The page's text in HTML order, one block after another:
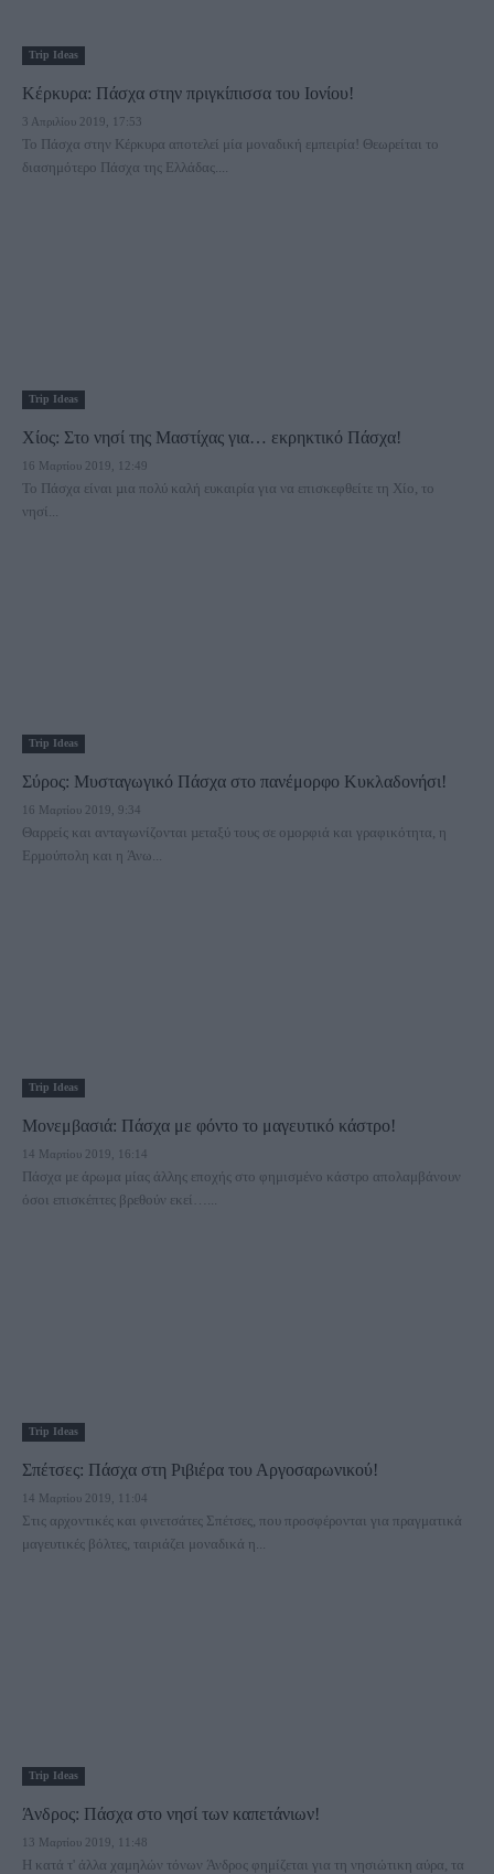
Trip Ideas
Κέρκυρα: Πάσχα στην πριγκίπισσα του Ιονίου!
3 Απριλίου 2019, 17:53
Το Πάσχα στην Κέρκυρα αποτελεί μία μοναδική εμπειρία! Θεωρείται το
διασημότερο Πάσχα της Ελλάδας....
Trip Ideas
Χίος: Στο νησί της Μαστίχας για… εκρηκτικό Πάσχα!
16 Μαρτίου 2019, 12:49
Το Πάσχα είναι µια πολύ καλή ευκαιρία για να επισκεφθείτε τη Χίο, το
νησί...
Trip Ideas
Σύρος: Μυσταγωγικό Πάσχα στο πανέμορφο Κυκλαδονήσι!
16 Μαρτίου 2019, 9:34
Θαρρείς και ανταγωνίζονται µεταξύ τους σε οµορφιά και γραφικότητα, η
Ερµούπολη και η Άνω...
Trip Ideas
Μονεμβασιά: Πάσχα με φόντο το μαγευτικό κάστρο!
14 Μαρτίου 2019, 16:14
Πάσχα με άρωμα μίας άλλης εποχής στο φημισμένο κάστρο απολαμβάνουν
όσοι επισκέπτες βρεθούν εκεί…...
Trip Ideas
Σπέτσες: Πάσχα στη Ριβιέρα του Αργοσαρωνικού!
14 Μαρτίου 2019, 11:04
Στις αρχοντικές και φινετσάτες Σπέτσες, που προσφέρονται για πραγματικά
μαγευτικές βόλτες, ταιριάζει μοναδικά η...
Trip Ideas
Άνδρος: Πάσχα στο νησί των καπετάνιων!
13 Μαρτίου 2019, 11:48
Η κατά τ' άλλα χαμηλών τόνων Άνδρος φημίζεται για τη νησιώτικη αύρα, τα